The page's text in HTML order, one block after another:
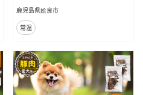
はん 間食 ご褒美 ペット関係
鹿児島県姶良市
常温